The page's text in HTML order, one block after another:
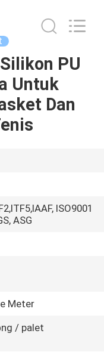
PU
Untuk
Dan
ISO9001
ASG
Meter
/ palet